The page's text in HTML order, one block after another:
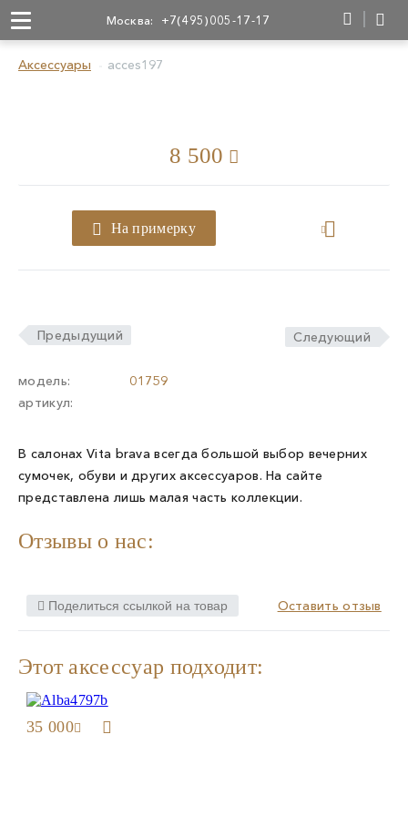
Москва: +7(495)005-17-17
Аксессуары acces197
8 500
На примерку
Предыдущий Следующий
модель:
01759
артикул:
В салонах Vita brava всегда большой выбор вечерних
сумочек, обуви и других аксессуаров. На сайте
представлена лишь малая часть коллекции.
Отзывы о нас:
Поделиться ссылкой на товар Оставить отзыв
Этот аксессуар подходит:
35 000